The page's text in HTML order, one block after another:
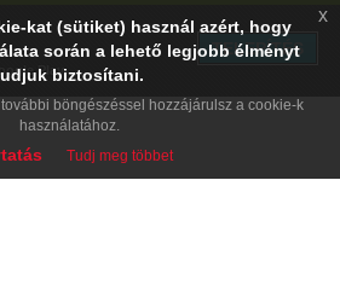
kat (sütiket) használ azért, hogy
során a lehető legjobb élményt
biztosítani.
böngészéssel hozzájárulsz a cookie-k
használatához.
Tudj meg többet
x
Play
TELEPÍTÉS